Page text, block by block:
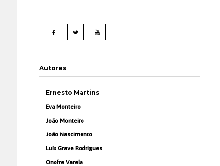
Autores
Ernesto Martins
Eva Monteiro
João Monteiro
João Nascimento
Luís Grave Rodrigues
Onofre Varela